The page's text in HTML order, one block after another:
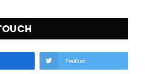
Twitter